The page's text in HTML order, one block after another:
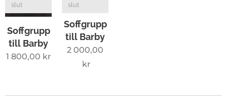
Soffgrupp
till Barby
slut
1 800,00 kr
Soffgrupp
till Barby
slut
2 000,00
kr